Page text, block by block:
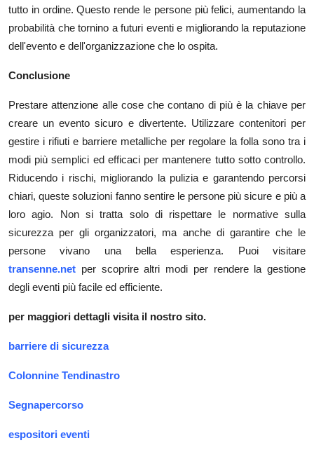
tutto in ordine. Questo rende le persone più felici, aumentando la
probabilità che tornino a futuri eventi e migliorando la reputazione
dell'evento e dell'organizzazione che lo ospita.
Conclusione
Prestare attenzione alle cose che contano di più è la chiave per
creare un evento sicuro e divertente. Utilizzare contenitori per
gestire i rifiuti e barriere metalliche per regolare la folla sono tra i
modi più semplici ed efficaci per mantenere tutto sotto controllo.
Riducendo i rischi, migliorando la pulizia e garantendo percorsi
chiari, queste soluzioni fanno sentire le persone più sicure e più a
loro agio. Non si tratta solo di rispettare le normative sulla
sicurezza per gli organizzatori, ma anche di garantire che le
persone vivano una bella esperienza. Puoi visitare
transenne.net per scoprire altri modi per rendere la gestione
degli eventi più facile ed efficiente.
per maggiori dettagli visita il nostro sito.
barriere di sicurezza
Colonnine Tendinastro
Segnapercorso
espositori eventi